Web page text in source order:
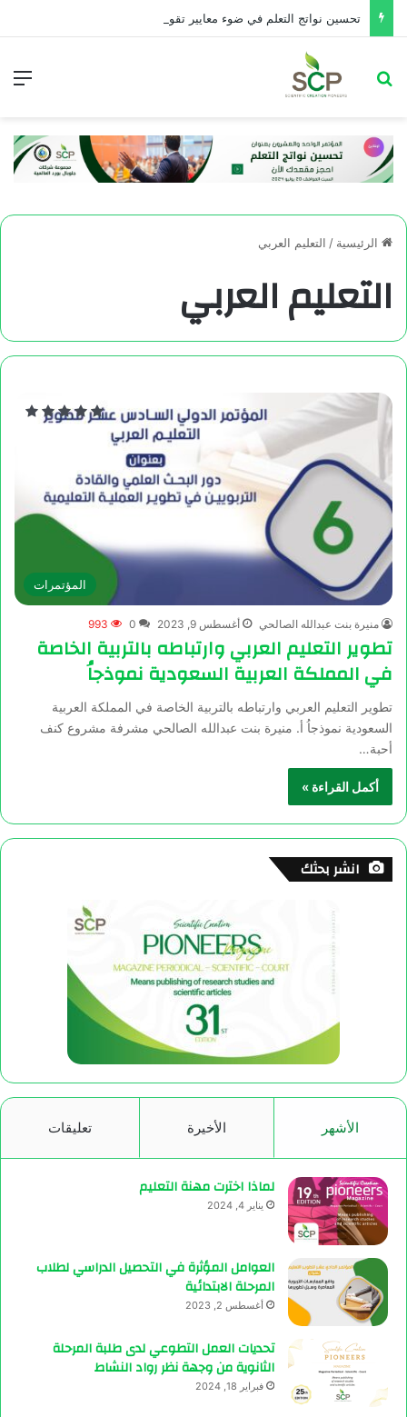
تحسین نواتج التعلم في ضوء معايير تقويم الأداء التربوي
الرئيسية / التعليم العربي
التعليم العربي
المؤتمرات
منيرة بنت عبدالله الصالحي أغسطس 9, 2023 0
993
تطوير التعليم العربي وارتباطه بالتربية الخاصة
في المملكة العربية السعودية نموذجاُ
تطوير التعليم العربي وارتباطه بالتربية الخاصة في المملكة العربية
السعودية نموذجاُ أ. منيرة بنت عبدالله الصالحي مشرفة مشروع كنف
أحبة…
أكمل القراءة »
انشر بحثك
الأشهر الأخيرة تعليقات
لماذا اخترت مهنة التعليم
يناير 4, 2024
العوامل المؤثرة في التحصيل الدراسي لطلاب
المرحلة الابتدائية
أغسطس 2, 2023
تحديات العمل التطوعي لدى طلبة المرحلة
الثانوية من وجهة نظر رواد النشاط
فبراير 18, 2024